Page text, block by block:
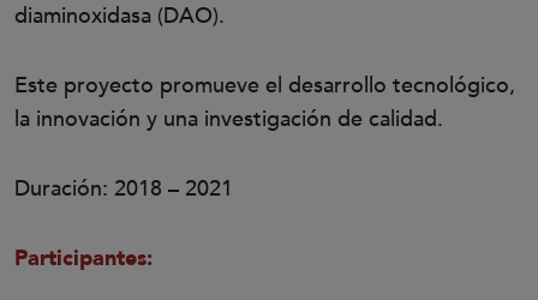
diaminoxidasa (DAO).
Este proyecto promueve el desarrollo tecnológico,
la innovación y una investigación de calidad.
Duración: 2018 – 2021
Participantes: